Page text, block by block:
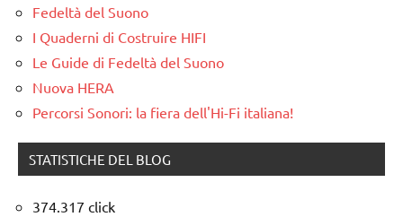
Fedeltà del Suono
I Quaderni di Costruire HIFI
Le Guide di Fedeltà del Suono
Nuova HERA
Percorsi Sonori: la fiera dell'Hi-Fi italiana!
STATISTICHE DEL BLOG
374.317 click